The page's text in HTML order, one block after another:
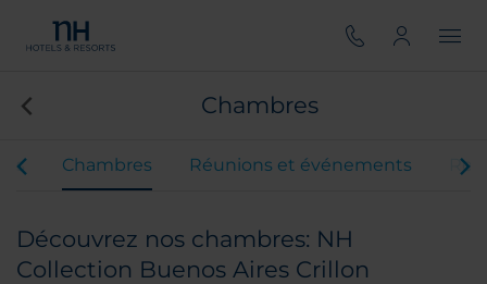
Chambres
Chambres Réunions et événements
Découvrez nos chambres: NH
Collection Buenos Aires Crillon